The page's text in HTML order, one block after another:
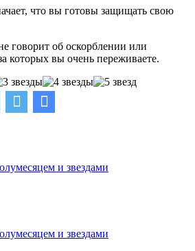
что вы готовы защищать свою
говорит об оскорблении или
которых вы очень переживаете.